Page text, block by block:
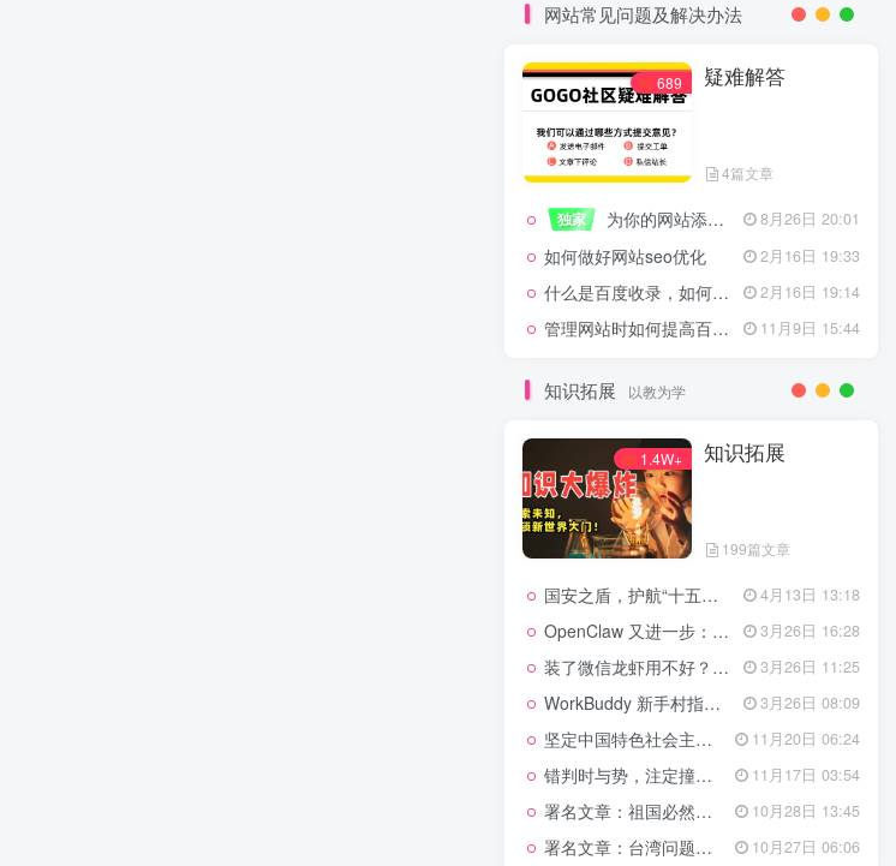
网站常见问题及解决办法
689 疑难解答
4篇文章
独家 为你的网站添加百度登录 8月26日 20:01
如何做好网站seo优化 2月16日 19:33
什么是百度收录，如何提高收录量？ 2月16日 19:14
管理网站时如何提高百度权重？ 11月9日 15:44
知识拓展 以教为学
1.4W+ 知识拓展
199篇文章
国安之盾，护航“十五五”新征程 4月13日 13:18
OpenClaw 又进一步：微信直连+安全检测+版本切换 3月26日 16:28
装了微信龙虾用不好？3步让你轻松指挥AI干活！ 3月26日 11:25
WorkBuddy 新手村指南：10 个核心技巧帮你解锁满级虾🦞！ 3月26日 08:09
坚定中国特色社会主义法治的政治定力 11月20日 06:24
错判时与势，注定撞南墙 11月17日 03:54
署名文章：祖国必然统一势不可挡 10月28日 13:45
署名文章：台湾问题的由来和性质 10月27日 06:06